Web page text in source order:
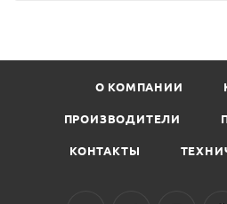
О КОМПАНИИ
ПРОИЗВОДИТЕЛИ
КОНТАКТЫ